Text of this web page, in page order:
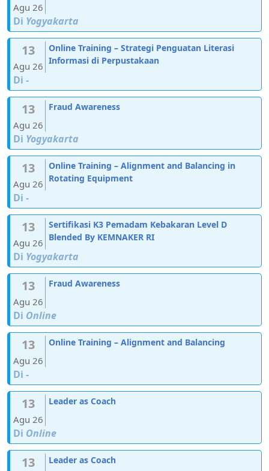
Agu 26
Di Yogyakarta
13
Agu 26
Online Training – Strategi Penguatan Literasi
Informasi di Perpustakaan
Di -
13
Agu 26
Fraud Awareness
Di Yogyakarta
13
Agu 26
Online Training – Alignment and Balancing in
Rotating Equipment
Di -
13
Agu 26
Sertifikasi K3 Pemadam Kebakaran Level D
Blended By KEMNAKER RI
Di Yogyakarta
13
Agu 26
Fraud Awareness
Di Online
13
Agu 26
Online Training – Alignment and Balancing
Di -
13
Agu 26
Leader as Coach
Di Online
13 Leader as Coach